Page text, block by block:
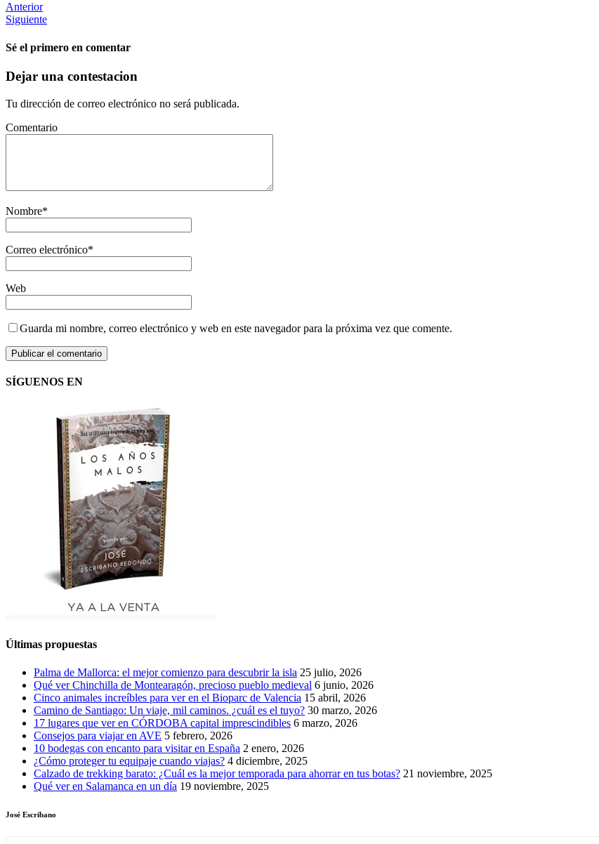
Anterior
Siguiente
Sé el primero en comentar
Dejar una contestacion
Tu dirección de correo electrónico no será publicada.
Comentario
Nombre*
Correo electrónico*
Web
Guarda mi nombre, correo electrónico y web en este navegador para la próxima vez que comente.
SÍGUENOS EN
Últimas propuestas
Palma de Mallorca: el mejor comienzo para descubrir la isla 25 julio, 2026
Qué ver Chinchilla de Montearagón, precioso pueblo medieval 6 junio, 2026
Cinco animales increíbles para ver en el Bioparc de Valencia 15 abril, 2026
Camino de Santiago: Un viaje, mil caminos. ¿cuál es el tuyo? 30 marzo, 2026
17 lugares que ver en CÓRDOBA capital imprescindibles 6 marzo, 2026
Consejos para viajar en AVE 5 febrero, 2026
10 bodegas con encanto para visitar en España 2 enero, 2026
¿Cómo proteger tu equipaje cuando viajas? 4 diciembre, 2025
Calzado de trekking barato: ¿Cuál es la mejor temporada para ahorrar en tus botas? 21 noviembre, 2025
Qué ver en Salamanca en un día 19 noviembre, 2025
José Escribano